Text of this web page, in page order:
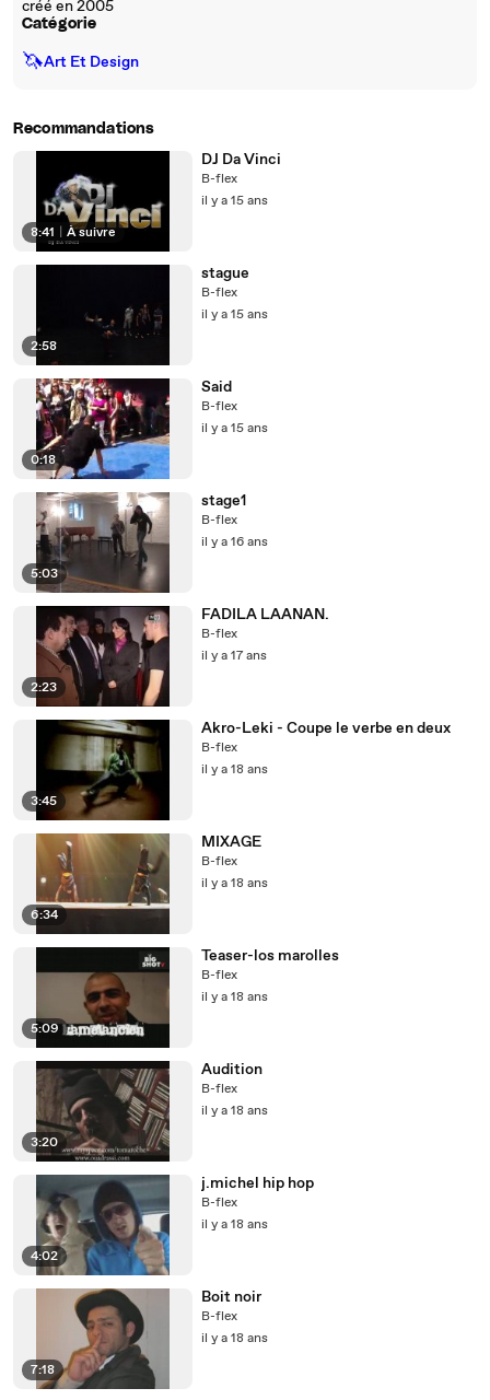
créé en 2005
Catégorie
🦄Art Et Design
Recommandations
8:41 À suivre
DJ Da Vinci
B-flex
il y a 15 ans
2:58
stague
B-flex
il y a 15 ans
0:18
Said
B-flex
il y a 15 ans
5:03
stage1
B-flex
il y a 16 ans
2:23
FADILA LAANAN.
B-flex
il y a 17 ans
3:45
Akro-Leki - Coupe le verbe en deux
B-flex
il y a 18 ans
6:34
MIXAGE
B-flex
il y a 18 ans
5:09
Teaser-los marolles
B-flex
il y a 18 ans
3:20
Audition
B-flex
il y a 18 ans
4:02
j.michel hip hop
B-flex
il y a 18 ans
7:18
Boit noir
B-flex
il y a 18 ans